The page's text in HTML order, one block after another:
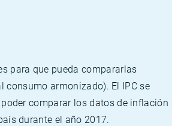
para que pueda compararlas
consumo armonizado). El IPC se
comparar los datos de inflación
durante el año 2017.